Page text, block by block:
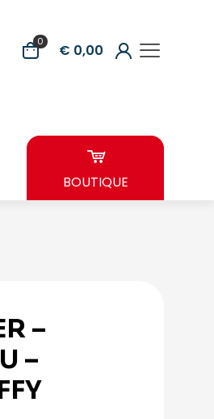
0 € 0,00
BOUTIQUE
–
–